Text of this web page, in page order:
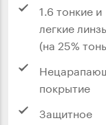
1.6 тонкие и
легкие
(на 25%
покрытие
Защитное